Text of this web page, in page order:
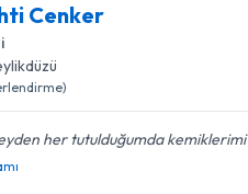
Cenker
her tutulduğumda kemiklerimi